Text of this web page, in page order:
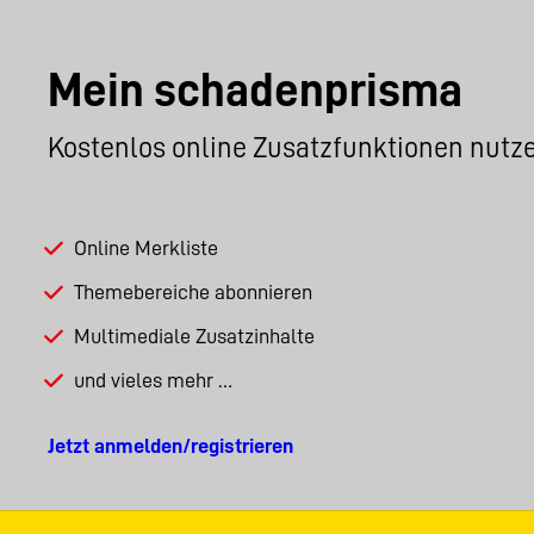
Mein schadenprisma
Kostenlos online Zusatzfunktionen
Online Merkliste
Themebereiche abonnieren
Multimediale Zusatzinhalte
und vieles mehr …
Jetzt anmelden/registrieren